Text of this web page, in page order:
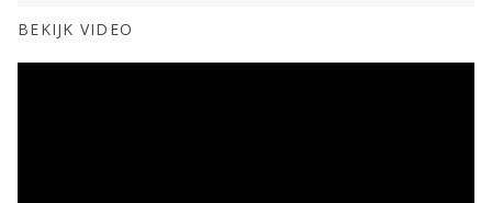
BEKIJK VIDEO